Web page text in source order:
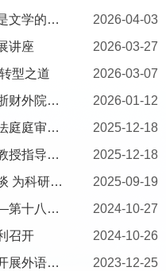
专家讲座｜翻译、写作和读书都是文学的修炼——与《撒旦探戈》中文...
2026-04-03
讲座
2026-03-27
型之道
2026-03-07
【专家讲座】熊建国副院长分享浙财外院产教融合建设经验
2026-01-12
叶兴国教授阐释《远东国际军事法庭庭审记 录·全译本》的现实意...
2025-12-18
以问题为刃，以逻辑为纲：杨枫教授指导我院教师2026国社科项目申...
2025-12-18
许钧教授与越秀外语青年教师座谈 为科研发展“把脉问诊”
2025-09-19
文明交流互鉴，引领学科发展——第十八届华东外语论坛圆满闭幕
2024-10-27
召开
2024-10-26
专家讲座｜杨枫教授为越秀师生开展外语教材建设 主题讲座
2023-12-25